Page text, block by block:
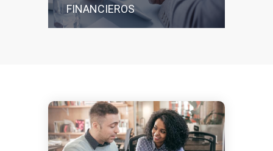
FINANCIEROS